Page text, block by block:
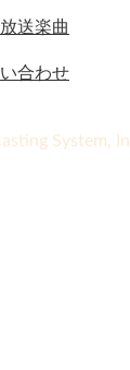
送楽曲
合わせ
System,